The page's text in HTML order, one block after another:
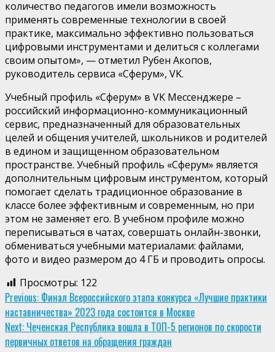
количество педагогов имели возможность
применять современные технологии в своей
практике, максимально эффективно пользоваться
цифровыми инструментами и делиться с коллегами
своим опытом», — отметил Рубен Акопов,
руководитель сервиса «Сферум», VK.
Учебный профиль «Сферум» в VK Мессенджере –
российский информационно-коммуникационный
сервис, предназначенный для образовательных
целей и общения учителей, школьников и родителей
в едином и защищенном образовательном
пространстве. Учебный профиль «Сферум» является
дополнительным цифровым инструментом, который
помогает сделать традиционное образование в
классе более эффективным и современным, но при
этом не заменяет его. В учебном профиле можно
переписываться в чатах, совершать онлайн-звонки,
обмениваться учебными материалами: файлами,
фото и видео размером до 4 ГБ и проводить опросы.
Просмотры: 122
Continue
Reading
Previous: Финал Всероссийского этапа конкурса «Лучшие практики
наставничества» 2023 года состоится в Москве
Next: Чеченская Республика вошла в ТОП-5 регионов по скорости
первичных ответов на обращения граждан